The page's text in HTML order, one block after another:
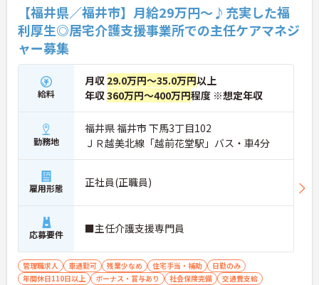
期的にキャリアを築いていけます。自分らしい身だ
しなみで働ける点も魅力の一つであり、安定した基
盤のもとで新たな挑戦が期待できます。
★おすすめPOINT★
【毎朝のミーティングで情報を共有し、スタッフ間
で円滑に連携できる体制です】
・スタッフ全員で毎朝お客様の体調や変化を共有す
る仕組みにより、多職種間でスムーズな連携を図る
ことができます。
・困った時もすぐに相談してフォローし合える風通
しの良い職場環境のため、周囲との信頼関係を深め
ながら業務に取り組めます。
【充実したフォローアップ体制と資格取得支援で、
ら丁寧な指導を受けられるため、業務の疑問や不安
をその場で解消できます。
・定期的な面談やフォロー研修に加えて各種資格の
取得支援制度も活用できることで、介護の専門性を
高めながら成長を目指せます。
【福井県／福井市】月給29万円～♪充実した福
利厚生◎居宅介護支援事業所での主任ケアマネジ
ャー募集
給料
月収 29.0万円～35.0万円以上
年収360万円～400万円程度 ※想定年収
勤務地
福井県 福井市 下馬3丁目102
ＪＲ越美北線「越前花堂駅」バス・車4分
雇用形態 正社員(正職員)
応募要件 ■主任介護支援専門員
管理職求人 車通勤可 残業少なめ 住宅手当・補助
日勤のみ
年間休日110日以上
ボーナス・賞与あり 社会保険完備
交通費支給